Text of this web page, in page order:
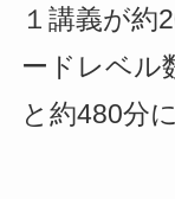
１講義が約
ードレベル
と約480分